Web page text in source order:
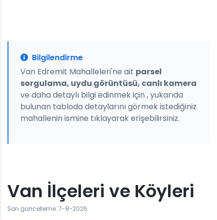
Bilgilendirme
Van Edremit Mahalleleri'ne ait parsel
sorgulama, uydu görüntüsü, canlı kamera
ve daha detaylı bilgi edinmek için , yukarıda
bulunan tabloda detaylarını görmek istediğiniz
mahallenin ismine tıklayarak erişebilirsiniz.
Van İlçeleri ve Köyleri
Son güncelleme: 7-8-2026